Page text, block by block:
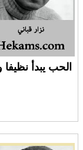
الحب يبدأ